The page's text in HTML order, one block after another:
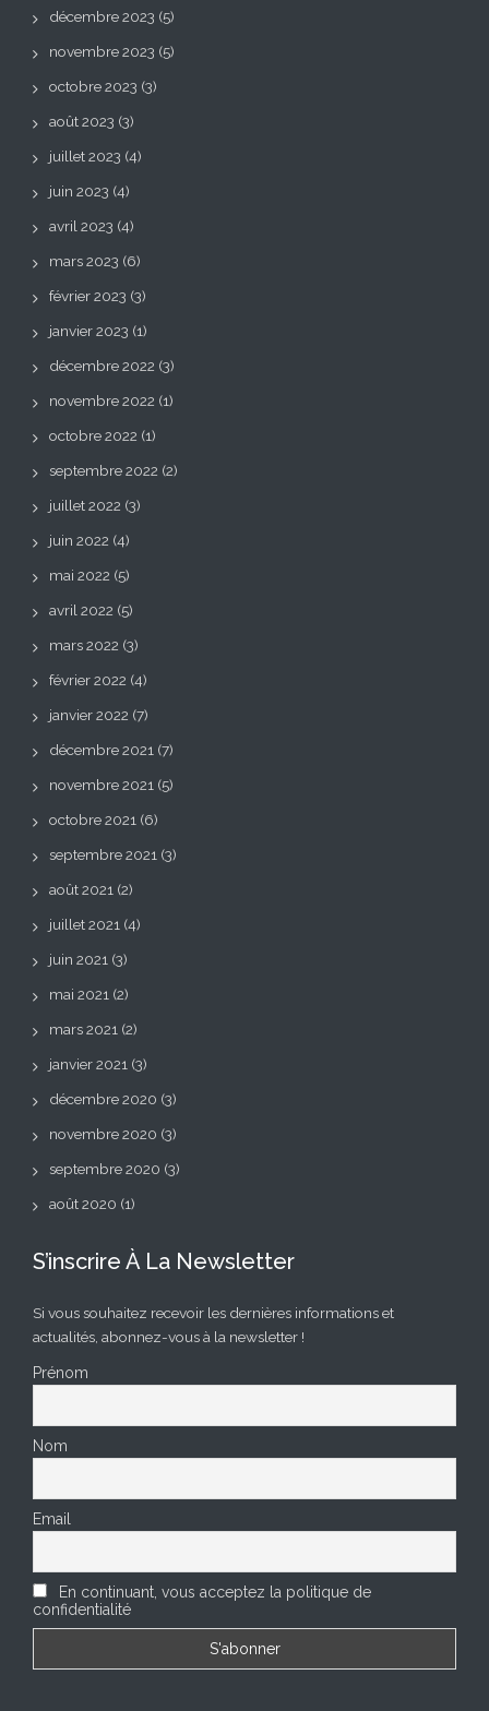
décembre 2023 (5)
novembre 2023 (5)
octobre 2023 (3)
août 2023 (3)
juillet 2023 (4)
juin 2023 (4)
avril 2023 (4)
mars 2023 (6)
février 2023 (3)
janvier 2023 (1)
décembre 2022 (3)
novembre 2022 (1)
octobre 2022 (1)
septembre 2022 (2)
juillet 2022 (3)
juin 2022 (4)
mai 2022 (5)
avril 2022 (5)
mars 2022 (3)
février 2022 (4)
janvier 2022 (7)
décembre 2021 (7)
novembre 2021 (5)
octobre 2021 (6)
septembre 2021 (3)
août 2021 (2)
juillet 2021 (4)
juin 2021 (3)
mai 2021 (2)
mars 2021 (2)
janvier 2021 (3)
décembre 2020 (3)
novembre 2020 (3)
septembre 2020 (3)
août 2020 (1)
S’inscrire À La Newsletter
Si vous souhaitez recevoir les dernières informations et
actualités, abonnez-vous à la newsletter !
Prénom
Nom
Email
En continuant, vous acceptez la politique de
confidentialité